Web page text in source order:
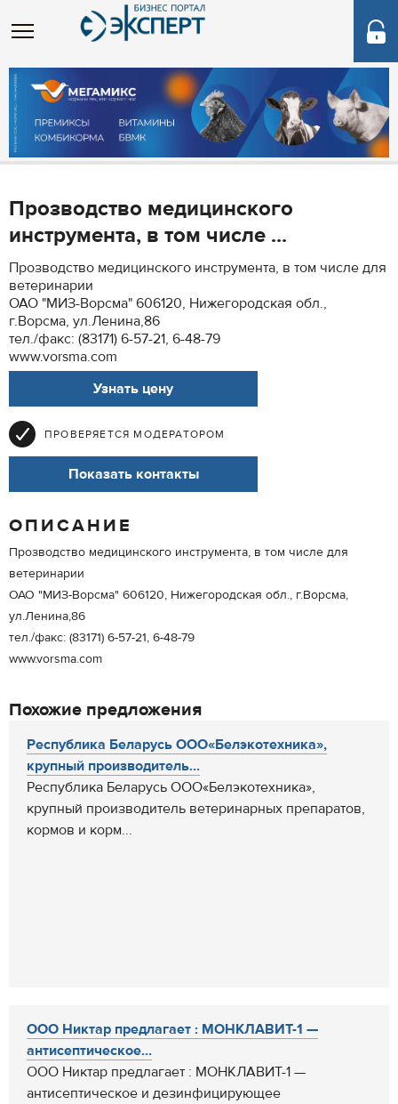
Прозводство медицинского
инструмента, в том числе ...
Прозводство медицинского инструмента, в том числе для
ветеринарии
ОАО "МИЗ-Ворсма" 606120, Нижегородская обл.,
г.Ворсма, ул.Ленина,86
тел./факс: (83171) 6-57-21, 6-48-79
www.vorsma.com
Узнать цену
ПРОВЕРЯЕТСЯ МОДЕРАТОРОМ
Показать контакты
ОПИСАНИЕ
Прозводство медицинского инструмента, в том числе для
ветеринарии
ОАО "МИЗ-Ворсма" 606120, Нижегородская обл., г.Ворсма,
ул.Ленина,86
тел./факс: (83171) 6-57-21, 6-48-79
www.vorsma.com
Похожие предложения
Республика Беларусь ООО«Белэкотехника»,
крупный производитель...
Республика Беларусь ООО«Белэкотехника»,
крупный производитель ветеринарных препаратов,
кормов и корм...
ООО Никтар предлагает : МОНКЛАВИТ-1 —
антисептическое...
ООО Никтар предлагает : МОНКЛАВИТ-1 —
антисептическое и дезинфицирующее